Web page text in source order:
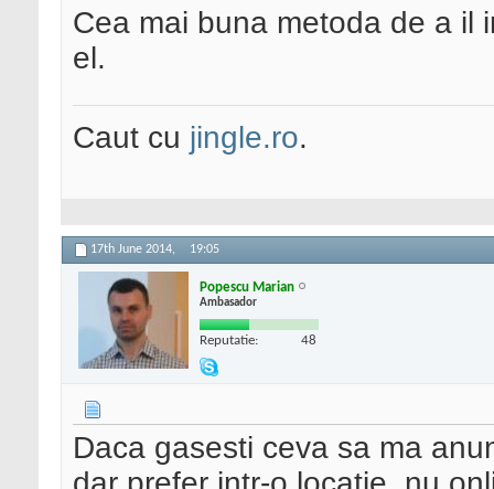
Cea mai buna metoda de a il
el.
Caut cu jingle.ro.
17th June 2014, 19:05
Popescu Marian
Ambasador
Reputatie: 48
Daca gasesti ceva sa ma